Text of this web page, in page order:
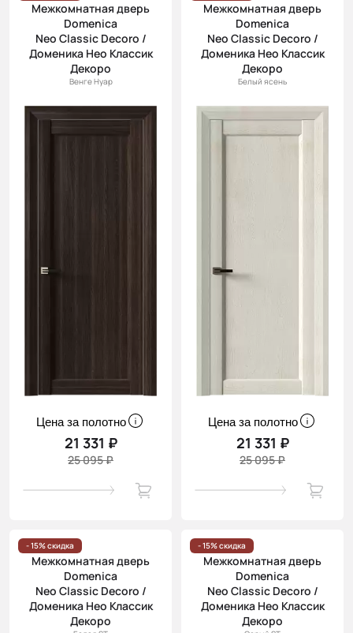
Межкомнатная дверь
Domenica
Neo Classic Decoro /
Доменика Нео Классик
Декоро
Венге Нуар
Цена за полотно
21 331 ₽
25 095 ₽
Межкомнатная дверь
Domenica
Neo Classic Decoro /
Доменика Нео Классик
Декоро
Белый ясень
Цена за полотно
21 331 ₽
25 095 ₽
- 15% скидка
Межкомнатная дверь
Domenica
Neo Classic Decoro /
Доменика Нео Классик
Декоро
- 15% скидка
Межкомнатная дверь
Domenica
Neo Classic Decoro /
Доменика Нео Классик
Декоро